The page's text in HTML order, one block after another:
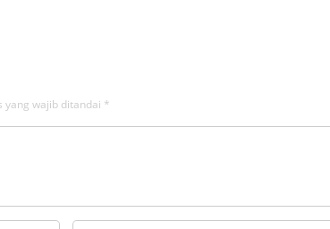
yang wajib ditandai *